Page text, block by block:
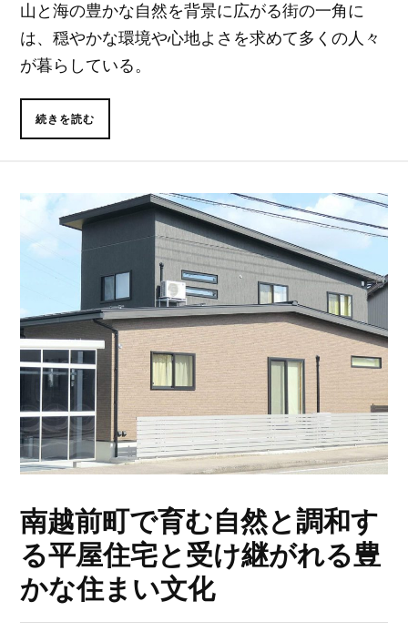
山と海の豊かな自然を背景に広がる街の一角に
は、穏やかな環境や心地よさを求めて多くの人々
が暮らしている。
続きを読む
南越前町で育む自然と調和す
る平屋住宅と受け継がれる豊
かな住まい文化